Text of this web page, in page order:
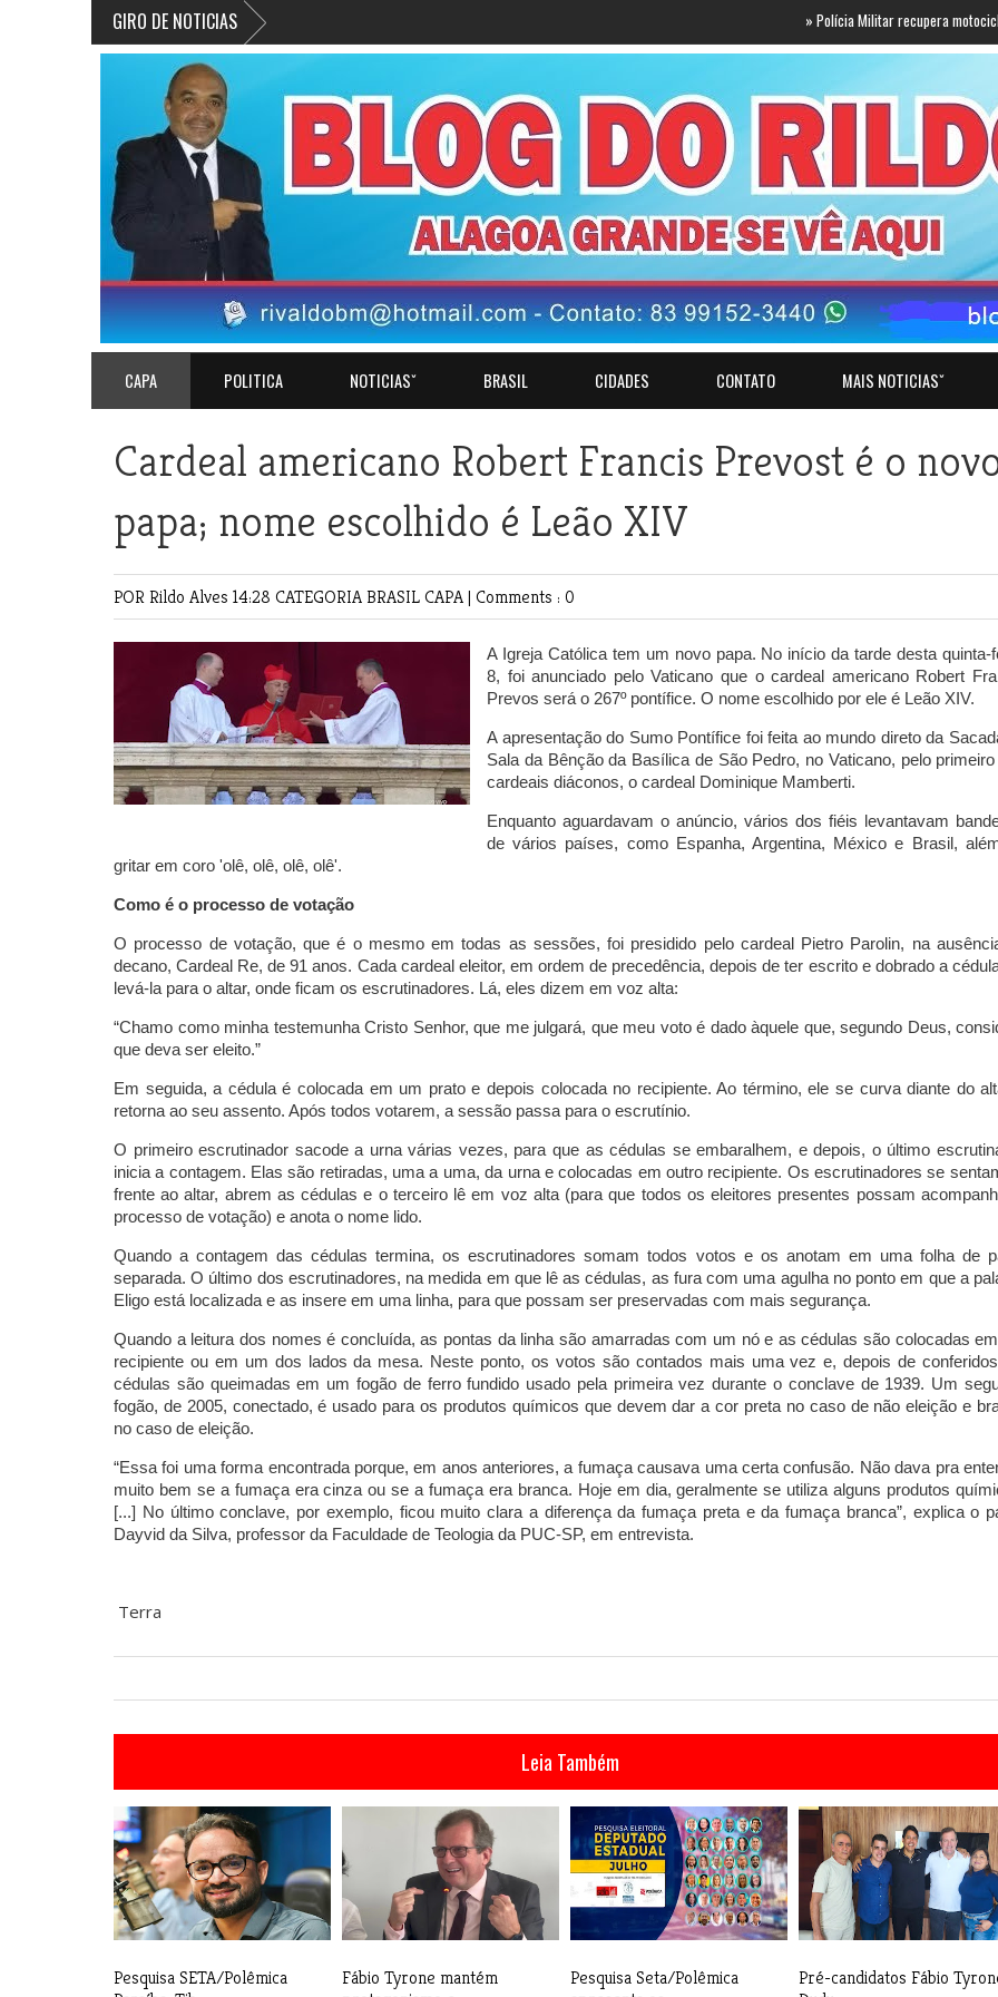
GIRO DE NOTICIAS Polícia Militar recupera motocicleta
CAPA POLITICA NOTICIASˇ BRASIL CIDADES CONTATO MAIS NOTICIASˇ
Cardeal americano Robert Francis Prevost é o
papa; nome escolhido é Leão XIV
POR Rildo Alves 14:28 CATEGORIABRASILCAPA| Comments : 0
A Igreja Católica tem um novo papa. No início da tarde desta quinta-
8, foi anunciado pelo Vaticano que o cardeal americano Robert
Prevos será o 267º pontífice. O nome escolhido por ele é Leão XIV.
A apresentação do Sumo Pontífice foi feita ao mundo direto da
Sala da Bênção da Basílica de São Pedro, no Vaticano, pelo
cardeais diáconos, o cardeal Dominique Mamberti.
Enquanto aguardavam o anúncio, vários dos fiéis levantavam
de vários países, como Espanha, Argentina, México e Brasil,
gritar em coro 'olê, olê, olê, olê'.
Como é o processo de votação
O processo de votação, que é o mesmo em todas as sessões, foi presidido pelo cardeal Pietro Parolin, na
decano, Cardeal Re, de 91 anos. Cada cardeal eleitor, em ordem de precedência, depois de ter escrito e dobrado a
levá-la para o altar, onde ficam os escrutinadores. Lá, eles dizem em voz alta:
“Chamo como minha testemunha Cristo Senhor, que me julgará, que meu voto é dado àquele que, segundo Deus,
que deva ser eleito.”
Em seguida, a cédula é colocada em um prato e depois colocada no recipiente. Ao término, ele se curva diante do
retorna ao seu assento. Após todos votarem, a sessão passa para o escrutínio.
O primeiro escrutinador sacode a urna várias vezes, para que as cédulas se embaralhem, e depois, o último
inicia a contagem. Elas são retiradas, uma a uma, da urna e colocadas em outro recipiente. Os escrutinadores se
frente ao altar, abrem as cédulas e o terceiro lê em voz alta (para que todos os eleitores presentes possam
processo de votação) e anota o nome lido.
Quando a contagem das cédulas termina, os escrutinadores somam todos votos e os anotam em uma folha de
separada. O último dos escrutinadores, na medida em que lê as cédulas, as fura com uma agulha no ponto em que a
Eligo está localizada e as insere em uma linha, para que possam ser preservadas com mais segurança.
Quando a leitura dos nomes é concluída, as pontas da linha são amarradas com um nó e as cédulas são colocadas
recipiente ou em um dos lados da mesa. Neste ponto, os votos são contados mais uma vez e, depois de
cédulas são queimadas em um fogão de ferro fundido usado pela primeira vez durante o conclave de 1939. Um
fogão, de 2005, conectado, é usado para os produtos químicos que devem dar a cor preta no caso de não eleição e
no caso de eleição.
“Essa foi uma forma encontrada porque, em anos anteriores, a fumaça causava uma certa confusão. Não dava pra
muito bem se a fumaça era cinza ou se a fumaça era branca. Hoje em dia, geralmente se utiliza alguns produtos
[...] No último conclave, por exemplo, ficou muito clara a diferença da fumaça preta e da fumaça branca”, explica o
Dayvid da Silva, professor da Faculdade de Teologia da PUC-SP, em entrevista.
Terra
Leia Também
Pesquisa SETA/Polêmica
Fábio Tyrone mantém
Pesquisa Seta/Polêmica
Pré-candidatos Fábio